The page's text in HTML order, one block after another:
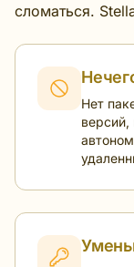
сломаться.
Нет
версий,